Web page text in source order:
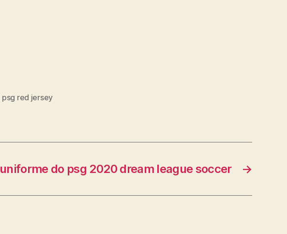
psg red jersey
→
uniforme do psg 2020 dream league soccer